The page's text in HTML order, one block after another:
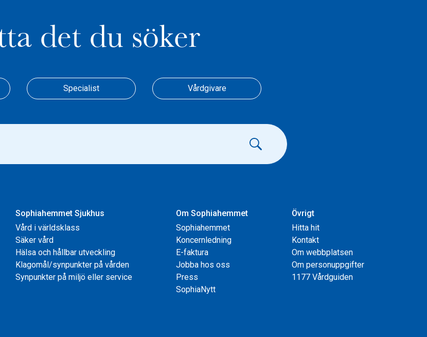
det du söker
Specialist Vårdgivare
Sophiahemmet Sjukhus
Vård i världsklass
Säker vård
Hälsa och hållbar utveckling
Klagomål/synpunkter på vården
Synpunkter på miljö eller service
Om Sophiahemmet
Sophiahemmet
Koncernledning
E-faktura
Jobba hos oss
Press
SophiaNytt
Övrigt
Hitta hit
Kontakt
Om webbplatsen
Om personuppgifter
1177 Vårdguiden